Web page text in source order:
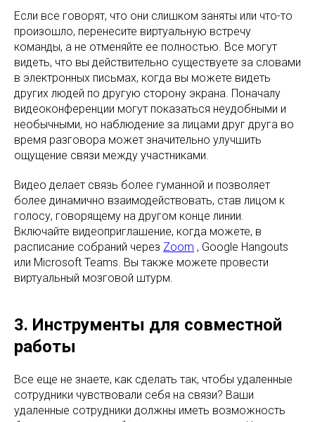
Если все говорят, что они слишком заняты или что-то
произошло, перенесите виртуальную встречу
команды, а не отменяйте ее полностью. Все могут
видеть, что вы действительно существуете за словами
в электронных письмах, когда вы можете видеть
других людей по другую сторону экрана. Поначалу
видеоконференции могут показаться неудобными и
необычными, но наблюдение за лицами друг друга во
время разговора может значительно улучшить
ощущение связи между участниками.
Видео делает связь более гуманной и позволяет
более динамично взаимодействовать, став лицом к
голосу, говорящему на другом конце линии.
Включайте видеоприглашение, когда можете, в
расписание собраний через Zoom , Google Hangouts
или Microsoft Teams. Вы также можете провести
виртуальный мозговой штурм.
3. Инструменты для совместной
работы
Все еще не знаете, как сделать так, чтобы удаленные
сотрудники чувствовали себя на связи? Ваши
удаленные сотрудники должны иметь возможность